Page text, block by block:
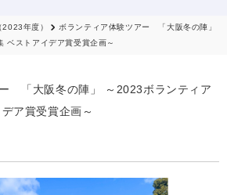
年度）
ボランティア体験ツアー 「大阪冬の陣」
ベストアイデア賞受賞企画～
「大阪冬の陣」 ～2023ボランティア
ア賞受賞企画～